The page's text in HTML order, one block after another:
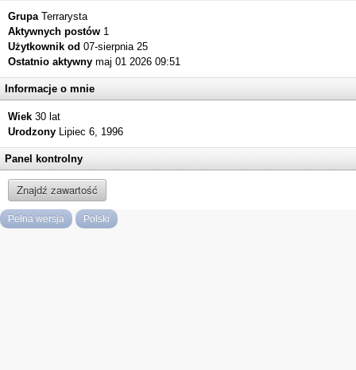
GrupaTerrarysta
Aktywnych postów 1
Użytkownik od 07-sierpnia 25
Ostatnio aktywny maj 01 2026 09:51
Informacje o mnie
Wiek 30 lat
Urodzony Lipiec 6, 1996
Panel kontrolny
Znajdź zawartość
Pełna wersja Polski